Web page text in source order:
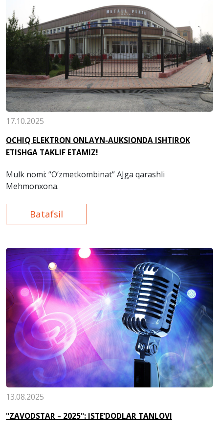
17.10.2025
OCHIQ ELEKTRON ONLAYN-AUKSIONDA ISHTIROK
ETISHGA TAKLIF ETAMIZ!
Mulk nomi: “O‘zmetkombinat” AJga qarashli
Mehmonxona.
Batafsil
13.08.2025
"ZAVODSTAR – 2025": ISTE’DODLAR TANLOVI